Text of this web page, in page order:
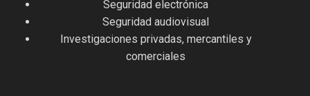
Seguridad electrónica
Seguridad audiovisual
Investigaciones privadas, mercantiles y
comerciales